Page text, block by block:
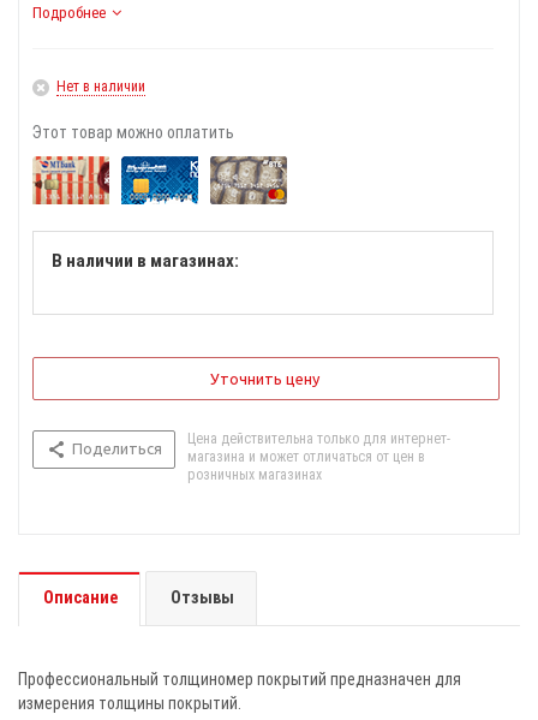
Подробнее
Нет в наличии
Этот товар можно оплатить
В наличии в магазинах:
Уточнить цену
Поделиться
Цена действительна только для интернет-
магазина и может отличаться от цен в
розничных магазинах
Описание Отзывы
Профессиональный толщиномер покрытий предназначен для
измерения толщины покрытий.